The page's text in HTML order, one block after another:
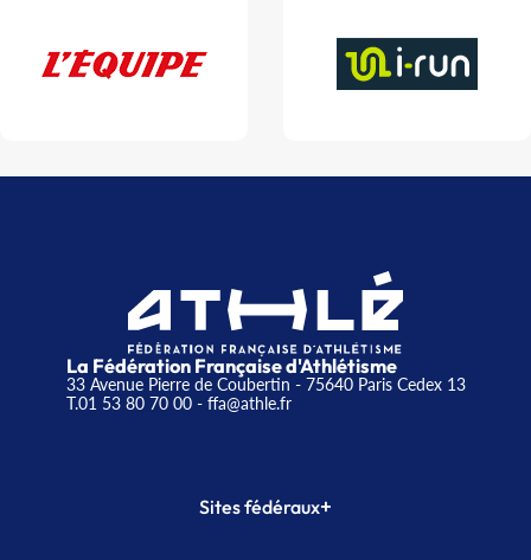
La Fédération Française d'Athlétisme
33 Avenue Pierre de Coubertin - 75640 Paris Cedex 13
T.01 53 80 70 00- ffa@athle.fr
Sites fédéraux+